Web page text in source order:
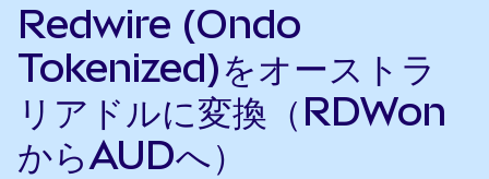
Redwire (Ondo
Tokenized)をオーストラ
リアドルに変換（RDWon
からAUDへ）